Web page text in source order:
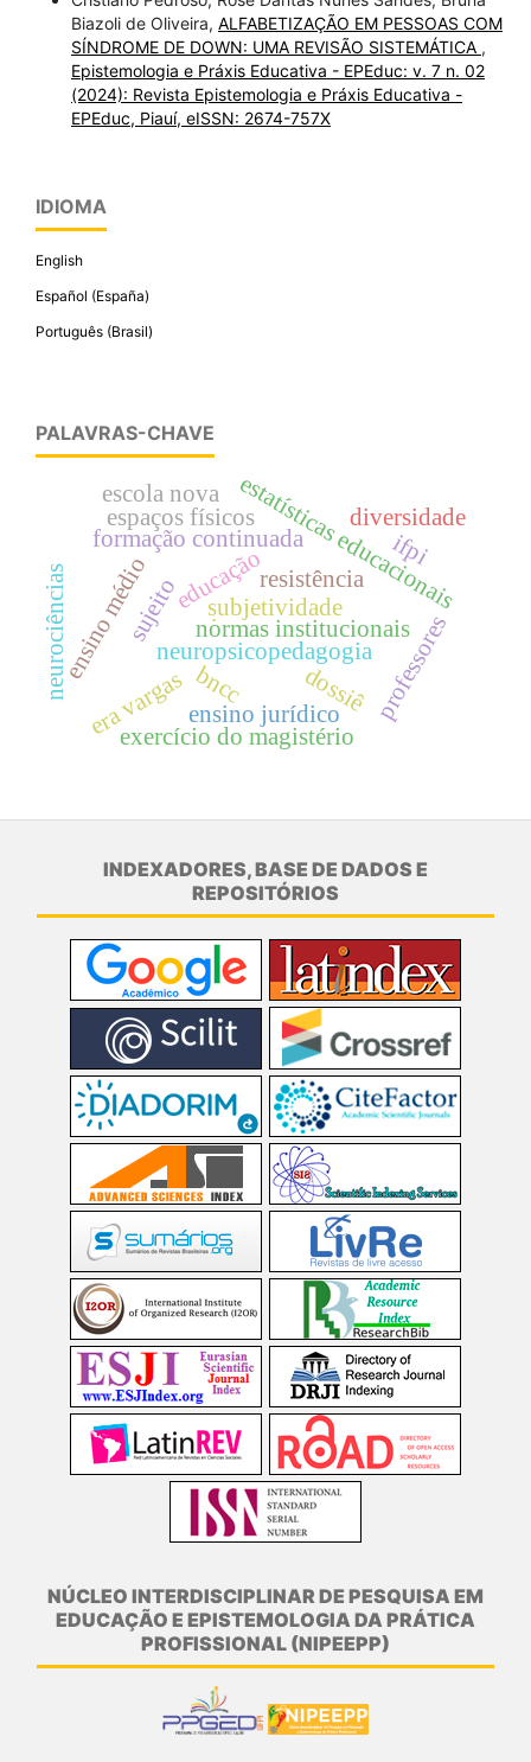
Biazoli de Oliveira, ALFABETIZAÇÃO EM PESSOAS COM
SÍNDROME DE DOWN: UMA REVISÃO SISTEMÁTICA ,
Epistemologia e Práxis Educativa - EPEduc: v. 7 n. 02
(2024): Revista Epistemologia e Práxis Educativa -
EPEduc, Piauí, eISSN: 2674-757X
IDIOMA
English
Español (España)
Português (Brasil)
PALAVRAS-CHAVE
educaçãoestatísticas educacionais
subjetividade
resistência
normas institucionais
sujeito . professores
formação continuada
bncc
ensino médio
neurociências neuropsicopedagogia
ensino jurídico
exercício do magistério
espaços físicos
dossiê
era vargas
escola nova
diversidade
ifpi
INDEXADORES, BASE DE DADOS E
REPOSITÓRIOS
NÚCLEO INTERDISCIPLINAR DE PESQUISA EM
EDUCAÇÃO E EPISTEMOLOGIA DA PRÁTICA
PROFISSIONAL (NIPEEPP)